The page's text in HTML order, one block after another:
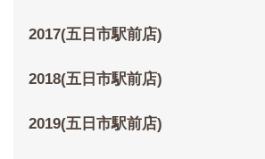
2017(五日市駅前店)
2018(五日市駅前店)
2019(五日市駅前店)